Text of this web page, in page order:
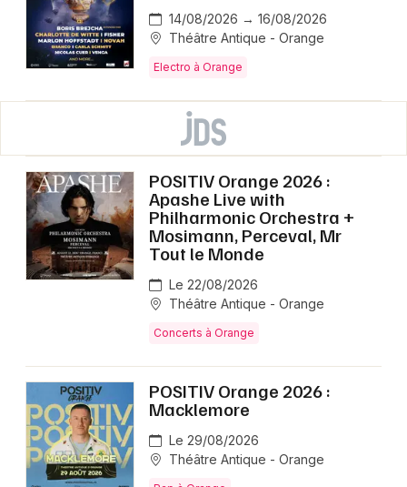
14/08/2026 → 16/08/2026
Théâtre Antique - Orange
Electro à Orange
POSITIV Orange 2026 :
Apashe Live with
Philharmonic Orchestra +
Mosimann, Perceval, Mr
Tout le Monde
Le 22/08/2026
Théâtre Antique - Orange
Concerts à Orange
POSITIV Orange 2026 :
Macklemore
Le 29/08/2026
Théâtre Antique - Orange